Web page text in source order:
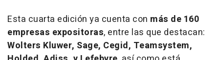
Esta cuarta edición ya cuenta con más de 160
empresas expositoras, entre las que destacan:
Wolters Kluwer, Sage, Cegid, Teamsystem,